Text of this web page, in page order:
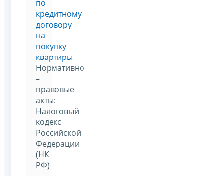
по
кредитному
договору
на
покупку
квартиры
Нормативно
–
правовые
акты:
Налоговый
кодекс
Российской
Федерации
(НК
РФ)